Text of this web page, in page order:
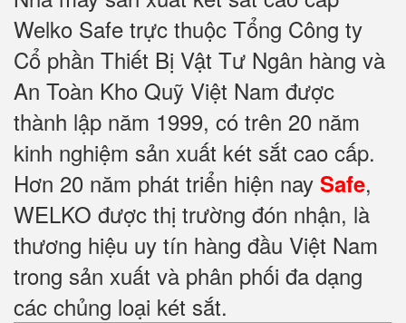
Welko Safe trực thuộc Tổng Công ty
Cổ phần Thiết Bị Vật Tư Ngân hàng và
An Toàn Kho Quỹ Việt Nam được
thành lập năm 1999, có trên 20 năm
kinh nghiệm sản xuất két sắt cao cấp.
Hơn 20 năm phát triển hiện nay Safe,
WELKO được thị trường đón nhận, là
thương hiệu uy tín hàng đầu Việt Nam
trong sản xuất và phân phối đa dạng
các chủng loại két sắt.